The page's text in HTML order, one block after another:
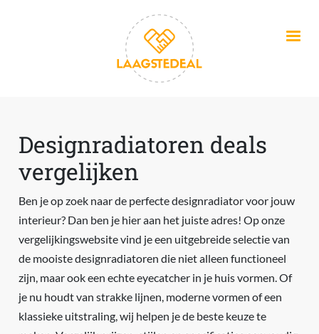
Designradiatoren deals
vergelijken
Ben je op zoek naar de perfecte designradiator voor jouw
interieur? Dan ben je hier aan het juiste adres! Op onze
vergelijkingswebsite vind je een uitgebreide selectie van
de mooiste designradiatoren die niet alleen functioneel
zijn, maar ook een echte eyecatcher in je huis vormen. Of
je nu houdt van strakke lijnen, moderne vormen of een
klassieke uitstraling, wij helpen je de beste keuze te